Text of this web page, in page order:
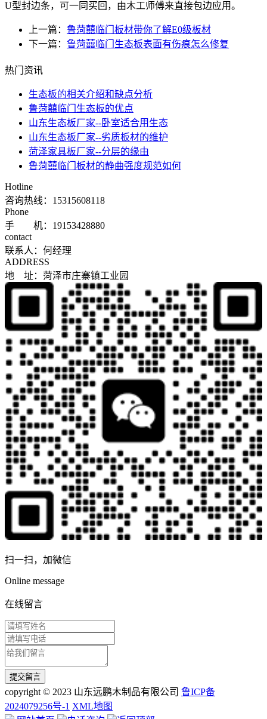
U型封边条，可一同买回，由木工师傅来直接包边应用。
上一篇： 鲁菏囍临门板材带你了解E0级板材
下一篇： 鲁菏囍临门生态板表面有伤痕怎么修复
热门资讯
​生态板的相关介绍和缺点分析
鲁菏囍临门生态板的优点
山东生态板厂家--卧室适合用生态
山东生态板厂家--劣质板材的维护
菏泽家具板厂家--分层的缘由
鲁菏囍临门板材的静曲强度规范如何
Hotline
咨询热线： 15315608118
Phone
手 机：19153428880
contact
联系人：何经理
ADDRESS
地 址：菏泽市庄寨镇工业园
扫一扫，加微信
Online message
在线留言
copyright © 2023 山东远鹏木制品有限公司 鲁ICP备
2024079256号-1 XML地图